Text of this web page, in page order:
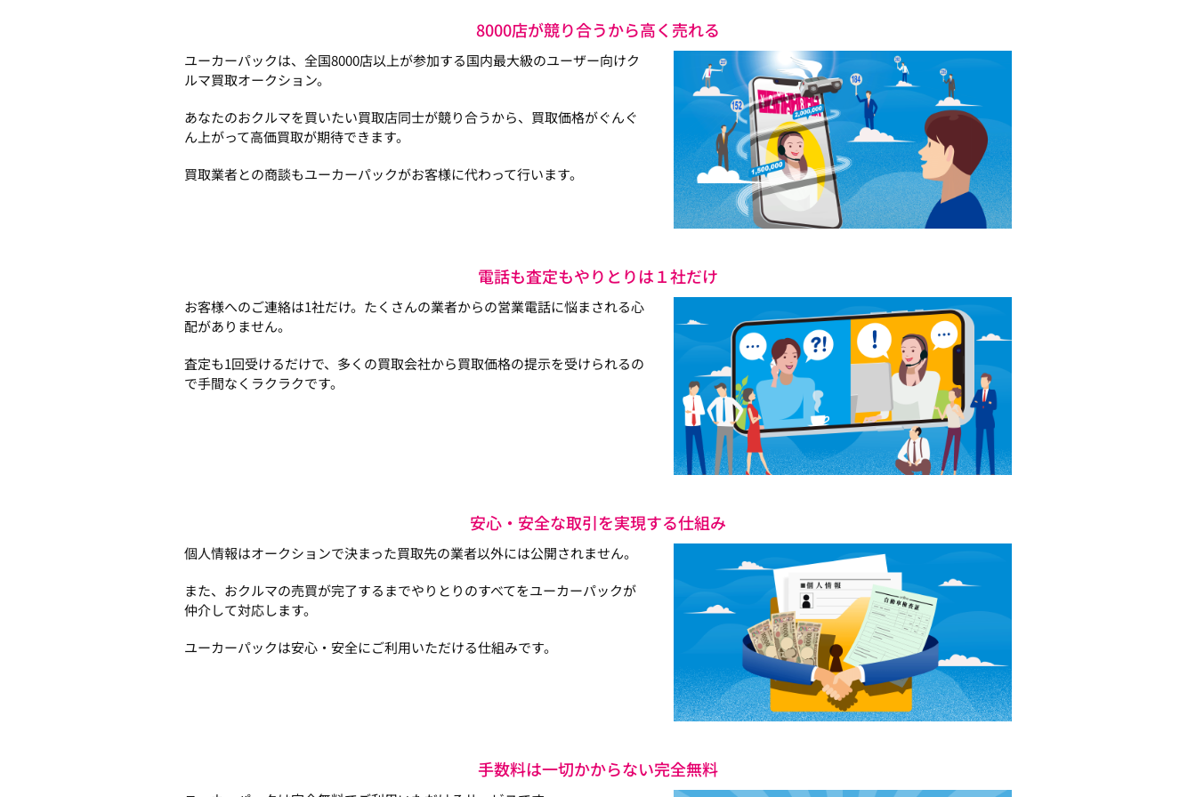
8000店が競り合うから高く売れる
ユーカーパックは、全国8000店以上が参加する国内最大級のユーザー向けク
ルマ買取オークション。
あなたのおクルマを買いたい買取店同士が競り合うから、買取価格がぐんぐ
ん上がって高価買取が期待できます。
買取業者との商談もユーカーパックがお客様に代わって行います。
電話も査定もやりとりは１社だけ
お客様へのご連絡は1社だけ。たくさんの業者からの営業電話に悩まされる心
配がありません。
査定も1回受けるだけで、多くの買取会社から買取価格の提示を受けられるの
で手間なくラクラクです。
安心・安全な取引を実現する仕組み
個人情報はオークションで決まった買取先の業者以外には公開されません。
また、おクルマの売買が完了するまでやりとりのすべてをユーカーパックが
仲介して対応します。
ユーカーパックは安心・安全にご利用いただける仕組みです。
手数料は一切かからない完全無料